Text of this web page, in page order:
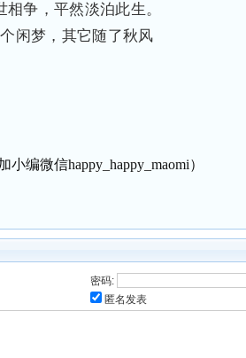
相争，平然淡泊此生。
闲梦，其它随了秋风
微信happy_happy_maomi）
密码:
匿名发表